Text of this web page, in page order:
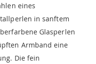
eines
in sanftem
Glasperlen
Armband eine
Die fein